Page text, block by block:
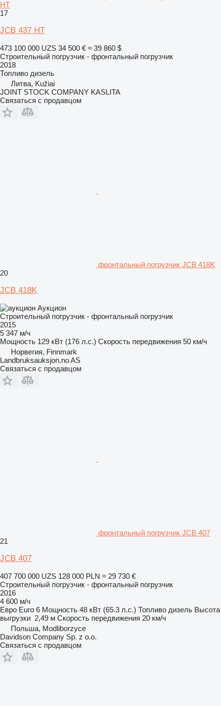
HT
17
JCB 437 HT
473 100 000 UZS 34 500 € ≈ 39 860 $
Строительный погрузчик - фронтальный погрузчик
2018
Топливо дизель
Литва, Kužiai
JOINT STOCK COMPANY KASLITA
Связаться с продавцом
фронтальный погрузчик JCB 418K
20
JCB 418K
Аукцион
Строительный погрузчик - фронтальный погрузчик
2015
5 347 м/ч
Мощность 129 кВт (176 л.с.) Скорость передвижения 50 км/ч
Норвегия, Finnmark
Landbruksauksjon.no AS
Связаться с продавцом
фронтальный погрузчик JCB 407
21
JCB 407
407 700 000 UZS 128 000 PLN ≈ 29 730 €
Строительный погрузчик - фронтальный погрузчик
2016
4 600 м/ч
Евро Euro 6 Мощность 48 кВт (65.3 л.с.) Топливо дизель Высота
выгрузки 2,49 м Скорость передвижения 20 км/ч
Польша, Modliborzyce
Davidson Company Sp. z o.o.
Связаться с продавцом